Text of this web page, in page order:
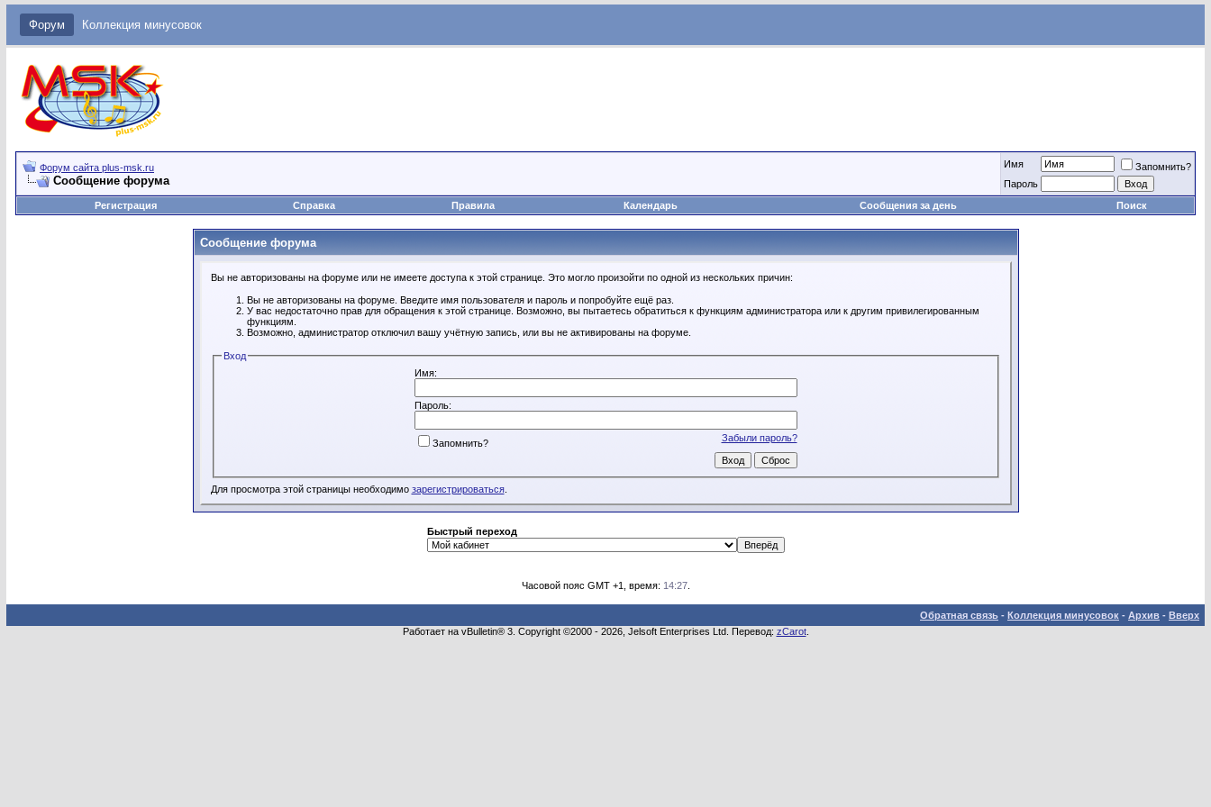
Форум Коллекция минусовок
Форум сайта plus-msk.ru
Сообщение форума
Имя
Запомнить?
Пароль
Регистрация
Справка Правила Календарь Сообщения за день Поиск
Сообщение форума
Вы не авторизованы на форуме или не имеете доступа к этой странице. Это могло произойти по одной из нескольких причин:
Вы не авторизованы на форуме. Введите имя пользователя и пароль и попробуйте ещё раз.
У вас недостаточно прав для обращения к этой странице. Возможно, вы пытаетесь обратиться к функциям администратора или к другим привилегированным
функциям.
Возможно, администратор отключил вашу учётную запись, или вы не активированы на форуме.
Вход
Имя:
Пароль:
Забыли пароль?
Запомнить?
Для просмотра этой страницы необходимо зарегистрироваться.
Быстрый переход
Часовой пояс GMT +1, время: 14:27.
Обратная связь - Коллекция минусовок - Архив - Вверх
Работает на vBulletin® 3. Copyright ©2000 - 2026, Jelsoft Enterprises Ltd. Перевод: zCarot.